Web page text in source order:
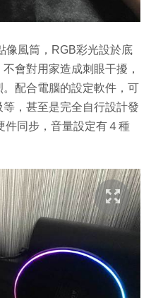
像風筒，RGB彩光設於底
會對用家造成刺眼干擾，
配合電腦的設定軟件，可
，甚至是完全自行設計發
件同步，音量設定有４種